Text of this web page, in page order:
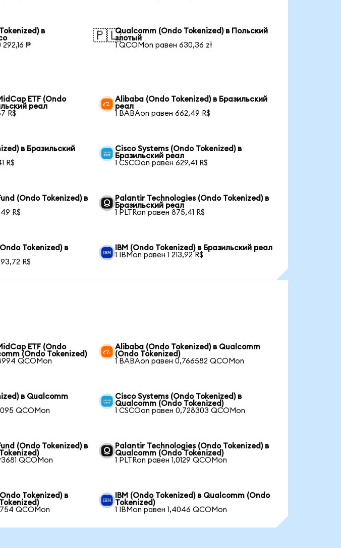
в
292,16 ₱
🇵🇱Qualcomm (Ondo Tokenized) в Польский
злотый
1 QCOMon равен 630,36 zł
ETF (Ondo
реал
R$
Alibaba (Ondo Tokenized) в Бразильский
реал
1 BABAon равен 662,49 R$
в Бразильский
R$
Cisco Systems (Ondo Tokenized) в
Бразильский реал
1 CSCOon равен 629,41 R$
(Ondo Tokenized) в
R$
Palantir Technologies (Ondo Tokenized) в
Бразильский реал
1 PLTRon равен 875,41 R$
Tokenized) в
R$
IBM (Ondo Tokenized) в Бразильский реал
1 IBMon равен 1 213,92 R$
ETF (Ondo
(Ondo Tokenized)
QCOMon
Alibaba (Ondo Tokenized) в Qualcomm
(Ondo Tokenized)
1 BABAon равен 0,766582 QCOMon
в Qualcomm
QCOMon
Cisco Systems (Ondo Tokenized) в
Qualcomm (Ondo Tokenized)
1 CSCOon равен 0,728303 QCOMon
(Ondo Tokenized) в
QCOMon
Palantir Technologies (Ondo Tokenized) в
Qualcomm (Ondo Tokenized)
1 PLTRon равен 1,0129 QCOMon
Tokenized) в
QCOMon
IBM (Ondo Tokenized) в Qualcomm (Ondo
Tokenized)
1 IBMon равен 1,4046 QCOMon